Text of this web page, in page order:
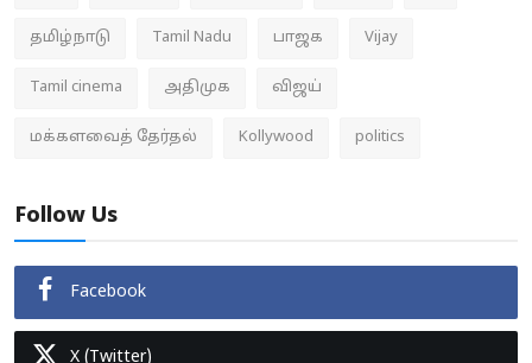
தமிழ்நாடு Tamil Nadu பாஜக Vijay
Tamil cinema அதிமுக விஜய்
மக்களவைத் தேர்தல் Kollywood politics
Follow Us
Facebook
X (Twitter)